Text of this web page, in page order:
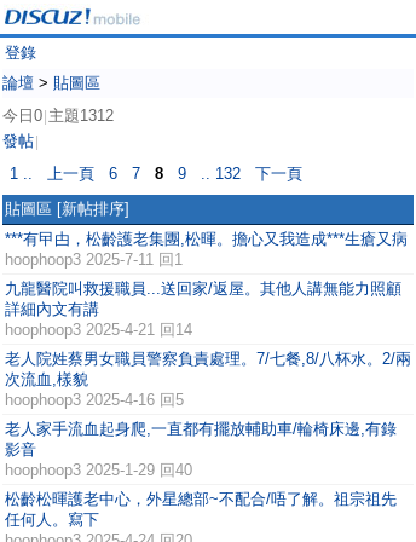
登錄
論壇 > 貼圖區
今日0 主題1312
發帖
1 .. 上一頁 6 7 8 9 .. 132
下一頁
貼圖區 [新帖排序]
***有曱甴，松齡護老集團,松暉。擔心又我造成***生瘡又病
hoophoop3 2025-7-11 回1
九龍醫院叫救援職員...送回家/返屋。其他人講無能力照顧
詳細內文有講
hoophoop3 2025-4-21 回14
老人院姓蔡男女職員警察負責處理。7/七餐,8/八杯水。2/兩
次流血,樣貌
hoophoop3 2025-4-16 回5
老人家手流血起身爬,一直都有擺放輔助車/輪椅床邊,有錄
影音
hoophoop3 2025-1-29 回40
松齡松暉護老中心，外星總部~不配合/唔了解。祖宗祖先
任何人。寫下